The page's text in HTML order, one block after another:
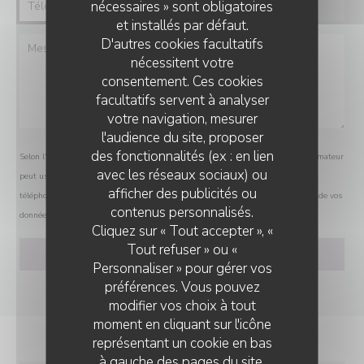
nécessaires » sont obligatoires
et installés par défaut.
D'autres cookies facultatifs
nécessitent votre
consentement. Ces cookies
facultatifs servent à analyser
votre navigation, mesurer
l'audience du site, proposer
des fonctionnalités (ex : en lien
avec les réseaux sociaux) ou
afficher des publicités ou
contenus personnalisés.
Cliquez sur « Tout accepter », «
Tout refuser » ou «
Personnaliser » pour gérer vos
préférences. Vous pouvez
modifier vos choix à tout
moment en cliquant sur l'icône
représentant un cookie en bas
Selon l'article L.223-2 du code de la consommation, il est rappelé que le consommateur
peut user de son droit à s'inscrire sur la liste d'opposition au démarchage
téléphonique Bloctel :
bloctel.gouv.fr . Pour plus d'informations sur le traitement de vos
données, consultez notrepolitique de confidentialité